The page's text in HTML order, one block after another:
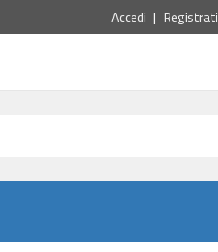
Accedi Registrati